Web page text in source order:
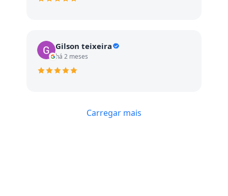
Gilson teixeira
há 2 meses
Carregar mais